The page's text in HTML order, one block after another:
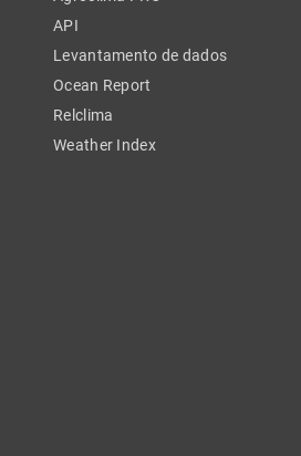
API
Levantamento de dados
Ocean Report
Relclima
Weather Index